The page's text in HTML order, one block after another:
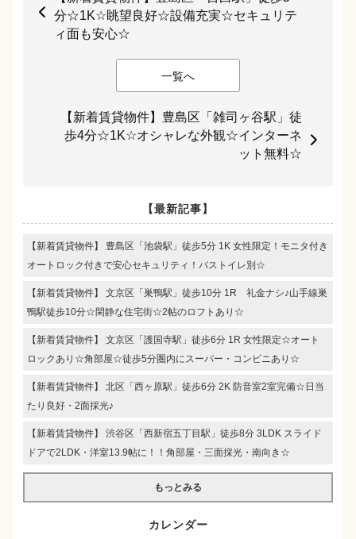
分☆1K☆眺望良好☆設備充実☆セキュリテ
ィ面も安心☆
一覧へ
【新着賃貸物件】豊島区「雑司ヶ谷駅」徒
歩4分☆1K☆オシャレな外観☆インターネ
ット無料☆
【最新記事】
【新着賃貸物件】 豊島区「池袋駅」徒歩5分 1K 女性限定！モニタ付き
オートロック付きで安心セキュリティ！バストイレ別☆
【新着賃貸物件】 文京区「巣鴨駅」徒歩10分 1R 礼金ナシ♪山手線巣
鴨駅徒歩10分☆閑静な住宅街☆2帖のロフトあり☆
【新着賃貸物件】 文京区「護国寺駅」徒歩6分 1R 女性限定☆オート
ロックあり☆角部屋☆徒歩5分圏内にスーパー・コンビニあり☆
【新着賃貸物件】 北区「西ヶ原駅」徒歩6分 2K 防音室2室完備☆日当
たり良好・2面採光♪
【新着賃貸物件】 渋谷区「西新宿五丁目駅」徒歩8分 3LDK スライド
ドアで2LDK・洋室13.9帖に！！角部屋・三面採光・南向き☆
もっとみる
カレンダー